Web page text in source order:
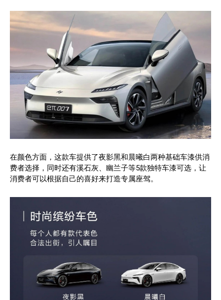
在颜色方面，这款车提供了夜影黑和晨曦白两种基础车漆供消
费者选择，同时还有溪石灰、幽兰子等5款独特车漆可选，让
消费者可以根据自己的喜好来打造专属座驾。